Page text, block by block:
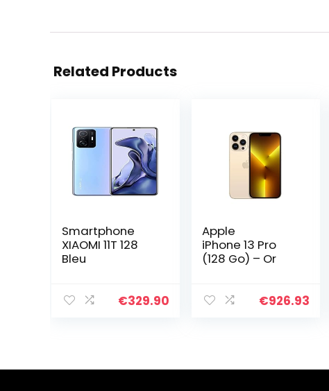
Related Products
Smartphone
XIAOMI 11T 128
Bleu
€329.90
Apple
iPhone 13 Pro
(128 Go) – Or
€926.93